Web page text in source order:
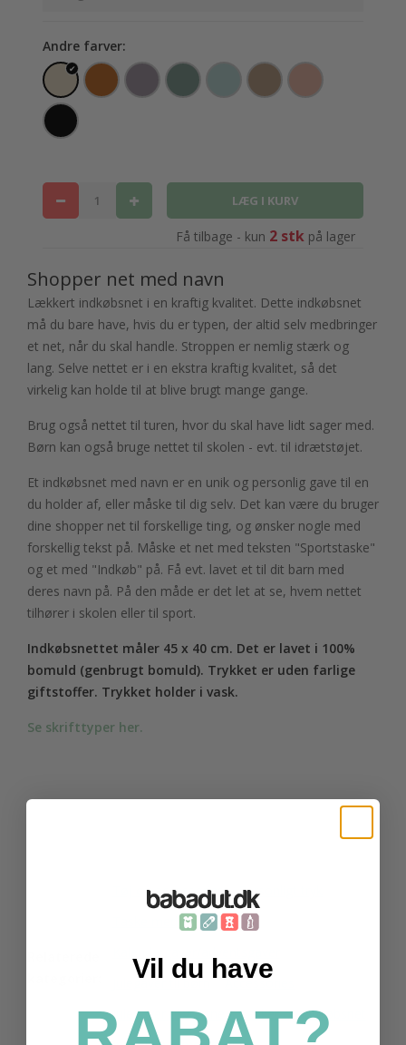
Andre farver:
Få tilbage - kun 2 stkpå lager
Shopper net med navn
Lækkert indkøbsnet i en kraftig kvalitet. Dette indkøbsnet
må du bare have, hvis du er typen, der altid selv medbringer
et net, når du skal handle. Stroppen er nemlig stærk og
lang. Selve nettet er i en ekstra kraftig kvalitet, så det
virkelig kan holde til at blive brugt mange gange.
Brug også nettet til turen, hvor du skal have lidt sager med.
Børn kan også bruge nettet til skolen - evt. til idrætstøjet.
Et indkøbsnet med navn er en unik og personlig gave til en
du holder af, eller måske til dig selv. Det kan være du bruger
dine shopper net til forskellige ting, og ønsker nogle med
forskellig tekst på. Måske et net med teksten "Sportstaske"
og et med "Indkøb" på. Få evt. lavet et til dit barn med
deres navn på. På den måde er det let at se, hvem nettet
tilhører i skolen eller til sport.
Indkøbsnettet måler 45 x 40 cm. Det er lavet i 100%
bomuld (genbrugt bomuld). Trykket er uden farlige
giftstoffer. Trykket holder i vask.
Se skrifttyper her.
Tøj og accessories
Personligt tryk
Taske med navn
Julegaver til børn
Accessories
Julegaver til voksne
Tasker og indkøbsnet
Vil du have